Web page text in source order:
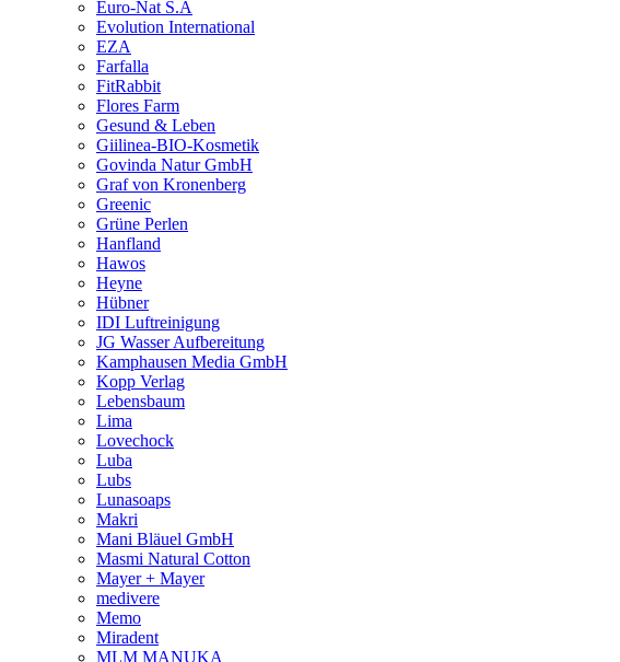
Euro-Nat S.A
Evolution International
EZA
Farfalla
FitRabbit
Flores Farm
Gesund & Leben
Giilinea-BIO-Kosmetik
Govinda Natur GmbH
Graf von Kronenberg
Greenic
Grüne Perlen
Hanfland
Hawos
Heyne
Hübner
IDI Luftreinigung
JG Wasser Aufbereitung
Kamphausen Media GmbH
Kopp Verlag
Lebensbaum
Lima
Lovechock
Luba
Lubs
Lunasoaps
Makri
Mani Bläuel GmbH
Masmi Natural Cotton
Mayer + Mayer
medivere
Memo
Miradent
MLM MANUKA